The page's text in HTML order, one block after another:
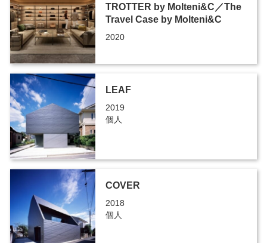
TROTTER by Molteni&C／The
Travel Case by Molteni&C
2020
LEAF
2019
個人
COVER
2018
個人